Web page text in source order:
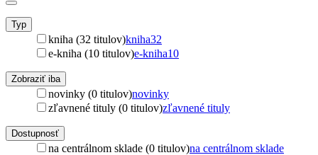
Typ
kniha (32 titulov)kniha32
e-kniha (10 titulov)e-kniha10
Zobraziť iba
novinky (0 titulov)novinky
zľavnené tituly (0 titulov)zľavnené tituly
Dostupnosť
na centrálnom sklade (0 titulov)na centrálnom sklade